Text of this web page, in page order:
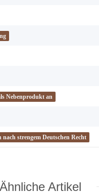
Nebenprodukt an
nach strengem Deutschen Recht
Ähnliche Artikel